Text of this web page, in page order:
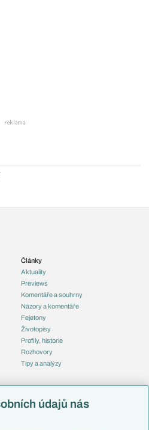
Články
Aktuality
Previews
Komentáře a souhrny
Názory a komentáře
Fejetony
Životopisy
Profily, historie
Rozhovory
Tipy a analýzy
Českoúdajů nás